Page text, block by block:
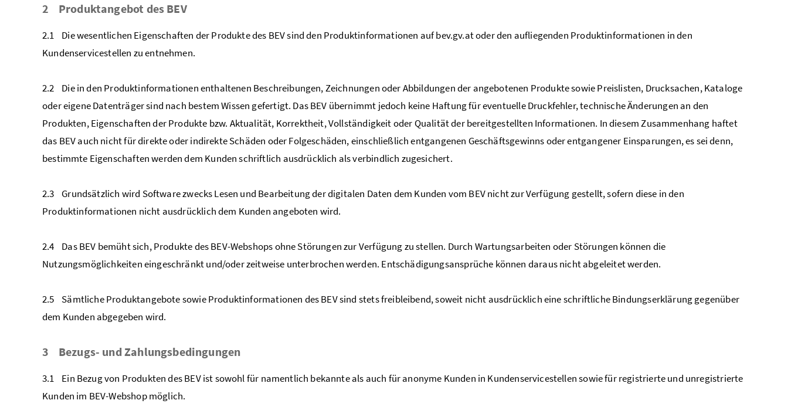
2 Produktangebot des BEV
2.1 Die wesentlichen Eigenschaften der Produkte des BEV sind den Produktinformationen auf bev.gv.at oder den aufliegenden Produktinformationen in den
Kundenservicestellen zu entnehmen.
2.2 Die in den Produktinformationen enthaltenen Beschreibungen, Zeichnungen oder Abbildungen der angebotenen Produkte sowie Preislisten, Drucksachen, Kataloge
oder eigene Datenträger sind nach bestem Wissen gefertigt. Das BEV übernimmt jedoch keine Haftung für eventuelle Druckfehler, technische Änderungen an den
Produkten, Eigenschaften der Produkte bzw. Aktualität, Korrektheit, Vollständigkeit oder Qualität der bereitgestellten Informationen. In diesem Zusammenhang haftet
das BEV auch nicht für direkte oder indirekte Schäden oder Folgeschäden, einschließlich entgangenen Geschäftsgewinns oder entgangener Einsparungen, es sei denn,
bestimmte Eigenschaften werden dem Kunden schriftlich ausdrücklich als verbindlich zugesichert.
2.3 Grundsätzlich wird Software zwecks Lesen und Bearbeitung der digitalen Daten dem Kunden vom BEV nicht zur Verfügung gestellt, sofern diese in den
Produktinformationen nicht ausdrücklich dem Kunden angeboten wird.
2.4 Das BEV bemüht sich, Produkte des BEV-Webshops ohne Störungen zur Verfügung zu stellen. Durch Wartungsarbeiten oder Störungen können die
Nutzungsmöglichkeiten eingeschränkt und/oder zeitweise unterbrochen werden. Entschädigungsansprüche können daraus nicht abgeleitet werden.
2.5 Sämtliche Produktangebote sowie Produktinformationen des BEV sind stets freibleibend, soweit nicht ausdrücklich eine schriftliche Bindungserklärung gegenüber
dem Kunden abgegeben wird.
3 Bezugs- und Zahlungsbedingungen
3.1 Ein Bezug von Produkten des BEV ist sowohl für namentlich bekannte als auch für anonyme Kunden in Kundenservicestellen sowie für registrierte und unregistrierte
Kunden im BEV-Webshop möglich.